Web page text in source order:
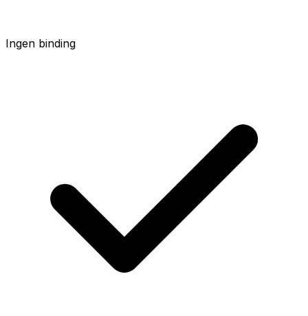
Ingen binding